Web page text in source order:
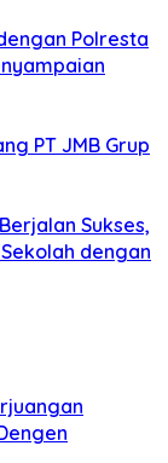
Polresta
PT JMB Grup
Sukses,
dengan